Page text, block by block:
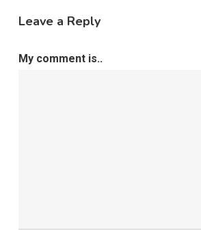
Leave a Reply
My comment is..